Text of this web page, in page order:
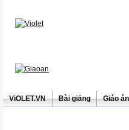
ViOLET.VN Bài giảng Giáo án